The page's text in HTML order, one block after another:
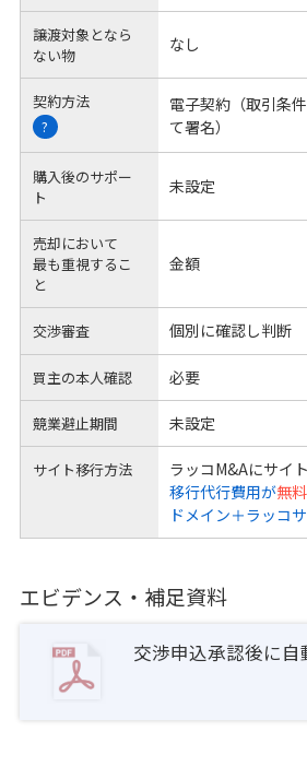
譲渡対象となら
ない物
なし
契約方法
?
電子契約（取引条
て署名）
購入後のサポー
ト
未設定
売却において
最も重視するこ
と
金額
交渉審査 個別に確認し判断
買主の本人確認 必要
競業避止期間 未設定
サイト移行方法
ラッコM&Aにサイ
移行代行費用が無料
ドメイン＋ラッコ
エビデンス・補足資料
交渉申込承認後に自